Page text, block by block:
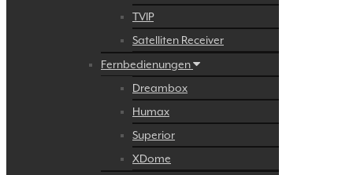
TVIP
Satelliten Receiver
Fernbedienungen
Dreambox
Humax
Superior
XDome